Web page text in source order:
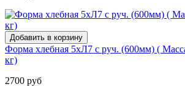
Форма хлебная 5хЛ7 с руч. (600мм) (
кг)
2700 руб